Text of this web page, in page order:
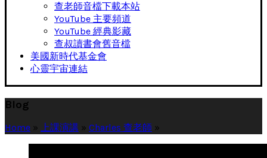
查老師音檔下載本站
YouTube 主要頻道
YouTube 經典影藏
查叔讀書會舊音檔
美國新時代基金會
心靈宇宙連結
Blog
Home » 上課演講 » Charles 查老師 »